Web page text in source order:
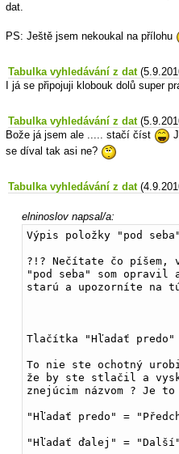
dat.
PS: Ještě jsem nekoukal na přílohu
Tabulka vyhledávání z dat
I já se připojuji klobouk dolů super
Tabulka vyhledávání z dat
Bože já jsem ale ..... stačí číst
se díval tak asi ne?
Tabulka vyhledávání z dat
elninoslov napsal/a:
Výpis položky "pod
?!? Nečítate čo píšem,
"pod seba" som
starú a upozorníte na
Tlačítka "Hľadať
To nie ste ochotný
že by ste stlačil a
znejúcim názvom ? Je
"Hľadať predo" =
"Hľadať ďalej" = "Další"